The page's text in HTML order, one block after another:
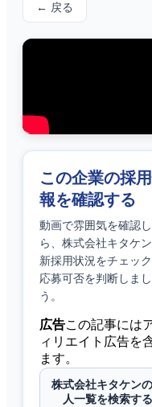
← 戻る
この企業の採
報を確認する
動画で雰囲気を確認
ら、 株式会社キタケン
新採用状況をチェッ
応募可否を判断しまし
う。
広告この記事には
ィリエイト広告を
ます。
株式会社キタケン
人一覧を検索する